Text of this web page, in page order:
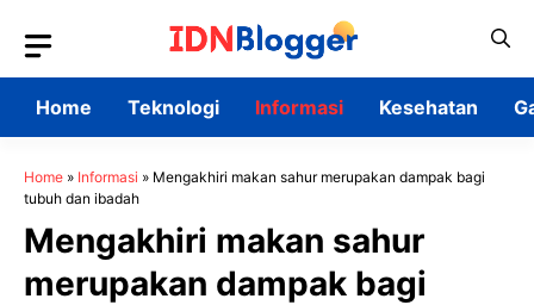
content
Home
Teknologi Informasi Kesehatan
Home » Informasi » Mengakhiri makan sahur merupakan dampak bagi
tubuh dan ibadah
Mengakhiri makan sahur
merupakan dampak bagi